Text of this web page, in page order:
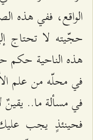
الواقع، ففي هذه
حجّيته لا تحتاج
هذه الناحية حكم
في محلّه من علم
في مسألة ما.. يقينٌ
فحينئذٍ يجب